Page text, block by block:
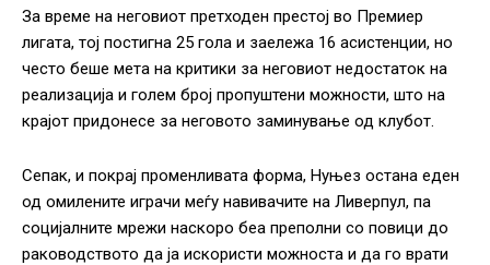
За време на неговиот претходен престој во Премиер
лигата, тој постигна 25 гола и заележа 16 асистенции, но
често беше мета на критики за неговиот недостаток на
реализација и голем број пропуштени можности, што на
крајот придонесе за неговото заминување од клубот.
Сепак, и покрај променливата форма, Нуњез остана еден
од омилените играчи меѓу навивачите на Ливерпул, па
социјалните мрежи наскоро беа преполни со повици до
раководството да ја искористи можноста и да го врати